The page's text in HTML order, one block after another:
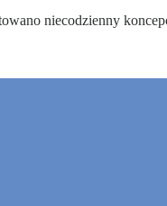
niecodzienny